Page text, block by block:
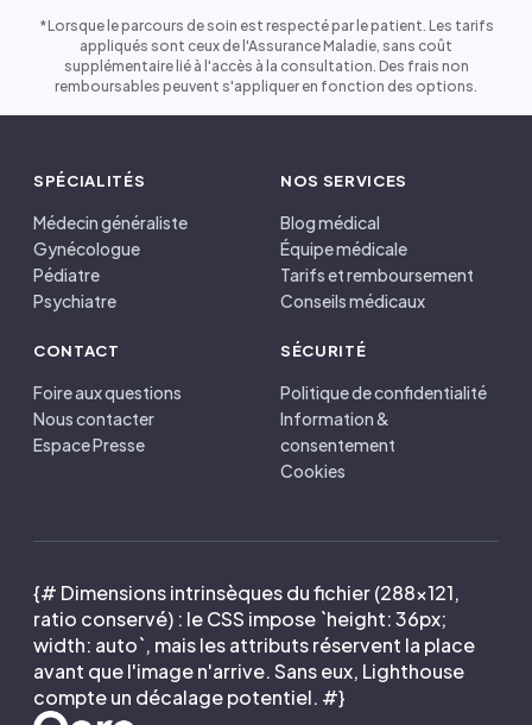
*Lorsque le parcours de soin est respecté par le patient. Les tarifs
appliqués sont ceux de l'Assurance Maladie, sans coût
supplémentaire lié à l'accès à la consultation. Des frais non
remboursables peuvent s'appliquer en fonction des options.
SPÉCIALITÉS
Médecin généraliste
Gynécologue
Pédiatre
Psychiatre
NOS SERVICES
Blog médical
Équipe médicale
Tarifs et remboursement
Conseils médicaux
CONTACT
Foire aux questions
Nous contacter
Espace Presse
SÉCURITÉ
Politique de confidentialité
Information &
consentement
Cookies
{# Dimensions intrinsèques du fichier (288×121,
ratio conservé) : le CSS impose `height: 36px;
width: auto`, mais les attributs réservent la place
avant que l'image n'arrive. Sans eux, Lighthouse
compte un décalage potentiel. #}